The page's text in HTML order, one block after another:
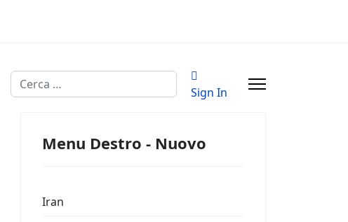
Cerca
Sign In
Menu Destro - Nuovo
Iran